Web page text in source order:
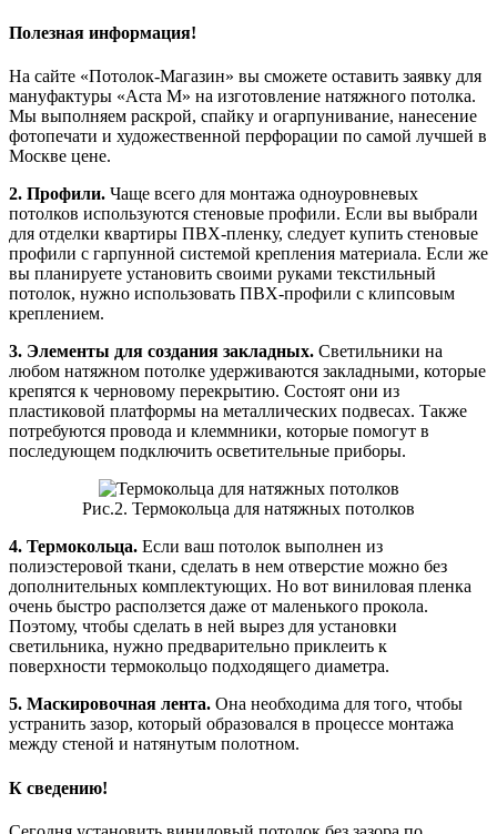
Полезная информация!
На сайте «Потолок-Магазин» вы сможете оставить заявку для
мануфактуры «Аста М» на изготовление натяжного потолка.
Мы выполняем раскрой, спайку и огарпунивание, нанесение
фотопечати и художественной перфорации по самой лучшей в
Москве цене.
2. Профили. Чаще всего для монтажа одноуровневых
потолков используются стеновые профили. Если вы выбрали
для отделки квартиры ПВХ-пленку, следует купить стеновые
профили с гарпунной системой крепления материала. Если же
вы планируете установить своими руками текстильный
потолок, нужно использовать ПВХ-профили с клипсовым
креплением.
3. Элементы для создания закладных. Светильники на
любом натяжном потолке удерживаются закладными, которые
крепятся к черновому перекрытию. Состоят они из
пластиковой платформы на металлических подвесах. Также
потребуются провода и клеммники, которые помогут в
последующем подключить осветительные приборы.
Рис.2. Термокольца для натяжных потолков
4. Термокольца. Если ваш потолок выполнен из
полиэстеровой ткани, сделать в нем отверстие можно без
дополнительных комплектующих. Но вот виниловая пленка
очень быстро расползется даже от маленького прокола.
Поэтому, чтобы сделать в ней вырез для установки
светильника, нужно предварительно приклеить к
поверхности термокольцо подходящего диаметра.
5. Маскировочная лента. Она необходима для того, чтобы
устранить зазор, который образовался в процессе монтажа
между стеной и натянутым полотном.
К сведению!